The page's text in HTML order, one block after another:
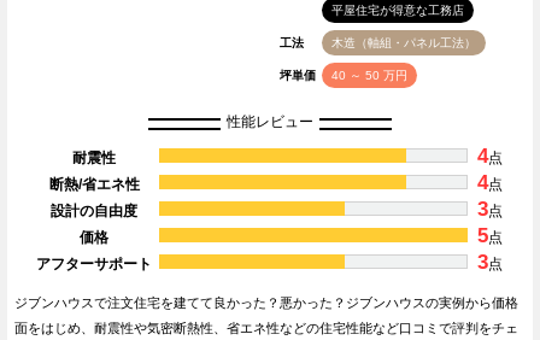
平屋住宅が得意な工務店
工法 木造（軸組・パネル工法）
坪単価 40 ～ 50 万円
性能レビュー
耐震性 4点
断熱/省エネ性
4点
設計の自由度
3点
価格
5点
アフターサポート
3点
ジブンハウスで注文住宅を建てて良かった？悪かった？ジブンハウスの実例から価格
面をはじめ、耐震性や気密断熱性、省エネ性などの住宅性能など口コミで評判をチェ